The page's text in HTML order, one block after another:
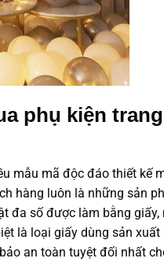
phụ kiện
mẫu mã độc đáo thiết kế
hàng luôn là những sản
đa số được làm bằng giấy,
là loại giấy dùng sản
an toàn tuyệt đối nhất